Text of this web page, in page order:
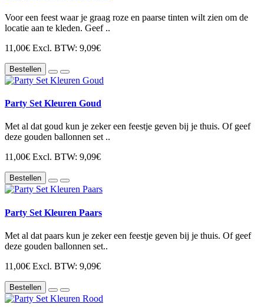
Voor een feest waar je graag roze en paarse tinten wilt zien om de
locatie aan te kleden. Geef ..
11,00€ Excl. BTW: 9,09€
Bestellen
Party Set Kleuren Goud
Met al dat goud kun je zeker een feestje geven bij je thuis. Of geef
deze gouden ballonnen set ..
11,00€ Excl. BTW: 9,09€
Bestellen
Party Set Kleuren Paars
Met al dat paars kun je zeker een feestje geven bij je thuis. Of geef
deze gouden ballonnen set..
11,00€ Excl. BTW: 9,09€
Bestellen